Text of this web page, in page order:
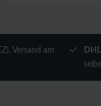
Versand am